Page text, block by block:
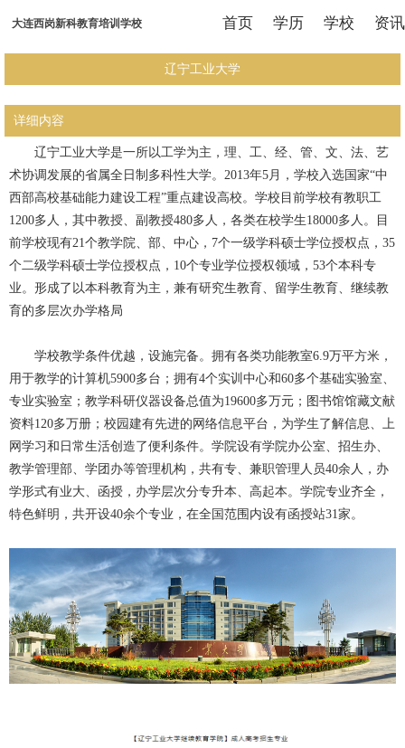
大连西岗新科教育培训学校 首页 学历 学校 资讯
辽宁工业大学
详细内容
辽宁工业大学是一所以工学为主，理、工、经、管、文、法、艺
术协调发展的省属全日制多科性大学。2013年5月，学校入选国家“中
西部高校基础能力建设工程”重点建设高校。学校目前学校有教职工
1200多人，其中教授、副教授480多人，各类在校学生18000多人。目
前学校现有21个教学院、部、中心，7个一级学科硕士学位授权点，35
个二级学科硕士学位授权点，10个专业学位授权领域，53个本科专
业。形成了以本科教育为主，兼有研究生教育、留学生教育、继续教
育的多层次办学格局
学校教学条件优越，设施完备。拥有各类功能教室6.9万平方米，
用于教学的计算机5900多台；拥有4个实训中心和60多个基础实验室、
专业实验室；教学科研仪器设备总值为19600多万元；图书馆馆藏文献
资料120多万册；校园建有先进的网络信息平台，为学生了解信息、上
网学习和日常生活创造了便利条件。学院设有学院办公室、招生办、
教学管理部、学团办等管理机构，共有专、兼职管理人员40余人，办
学形式有业大、函授，办学层次分专升本、高起本。学院专业齐全，
特色鲜明，共开设40余个专业，在全国范围内设有函授站31家。